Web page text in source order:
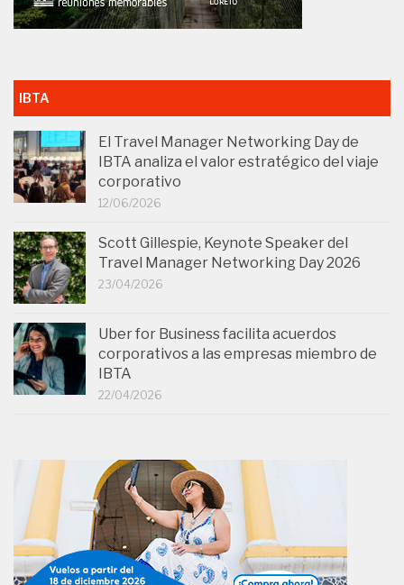
IBTA
El Travel Manager Networking Day de
IBTA analiza el valor estratégico del viaje
corporativo
12/06/2026
Scott Gillespie, Keynote Speaker del
Travel Manager Networking Day 2026
23/04/2026
Uber for Business facilita acuerdos
corporativos a las empresas miembro de
IBTA
22/04/2026